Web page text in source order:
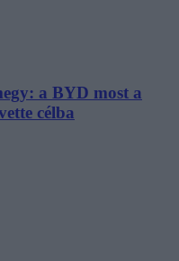
a BYD most a
célba